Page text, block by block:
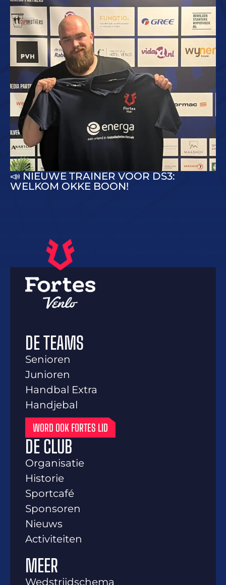
📣 NIEUWE TRAINER VOOR DS3:
WELKOM OKKE BOON!
DE TEAMS
Senioren
Junioren
Handbal Extra
Handjebal
WORD OOK FORTES LID
DE CLUB
Organisatie
Historie
Sportcafé
Sponsoren
Nieuws
Activiteiten
MEER
Wedstrijdschema